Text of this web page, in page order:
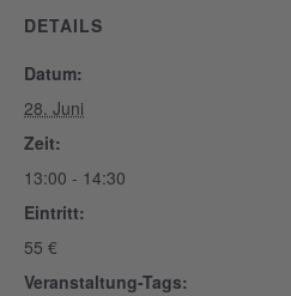
DETAILS
Datum:
28. Juni
Zeit:
13:00 - 14:30
Eintritt:
55 €
Veranstaltung-Tags: